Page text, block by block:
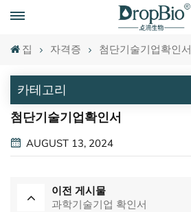
언제든지 전화하세요
+86 15951008670
집 자격증 첨단기술기업확인서
카테고리
첨단기술기업확인서
AUGUST 13, 2024
이전 게시물
과학기술기업 확인서